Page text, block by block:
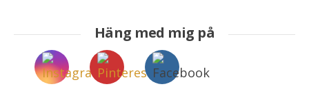
Häng med mig på